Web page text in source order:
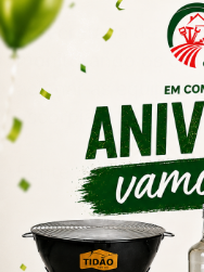
A Secretaria de
monitorando os
acionar as equipes
escorpião.
Fonte: Hora Hiper